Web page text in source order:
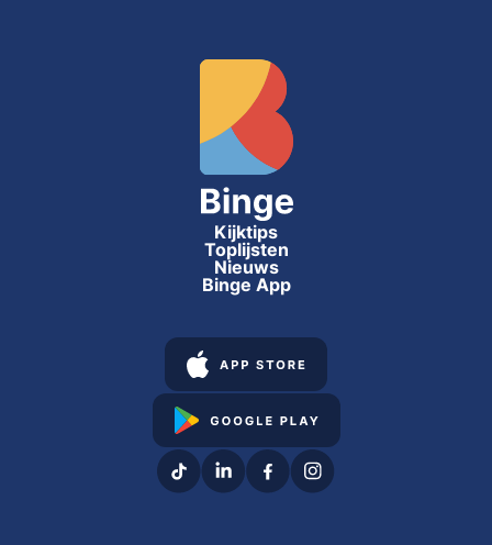
Kijktips
Toplijsten
Nieuws
Binge App